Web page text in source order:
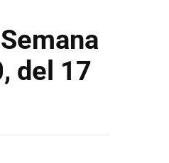
del 17